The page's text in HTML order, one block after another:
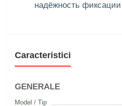
надёжность
Caracteristici
GENERALE
Model / Tip